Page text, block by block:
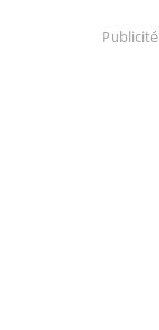
Publicité